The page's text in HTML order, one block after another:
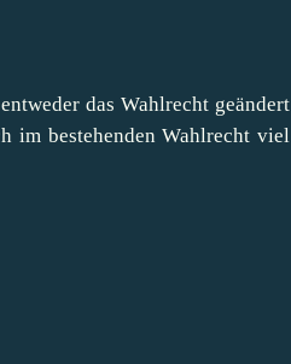
das Wahlrecht geändert
im bestehenden Wahlrecht viel